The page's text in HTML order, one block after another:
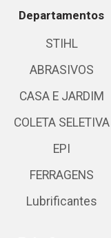
Departamentos
STIHL
ABRASIVOS
CASA E JARDIM
COLETA SELETIVA
EPI
FERRAGENS
Lubrificantes